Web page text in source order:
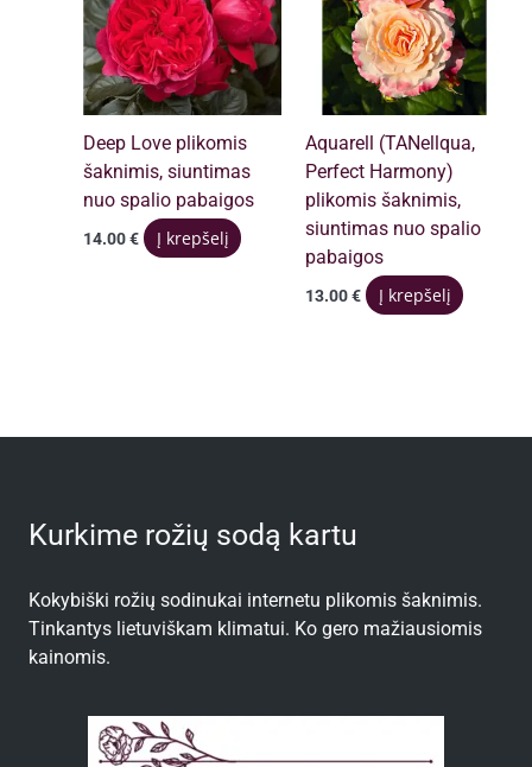
Deep Love plikomis
šaknimis, siuntimas
nuo spalio pabaigos
14.00€ Į krepšelį
Aquarell (TANellqua,
Perfect Harmony)
plikomis šaknimis,
siuntimas nuo spalio
pabaigos
13.00€ Į krepšelį
Kurkime rožių sodą kartu
Kokybiški rožių sodinukai internetu plikomis šaknimis.
Tinkantys lietuviškam klimatui. Ko gero mažiausiomis
kainomis.